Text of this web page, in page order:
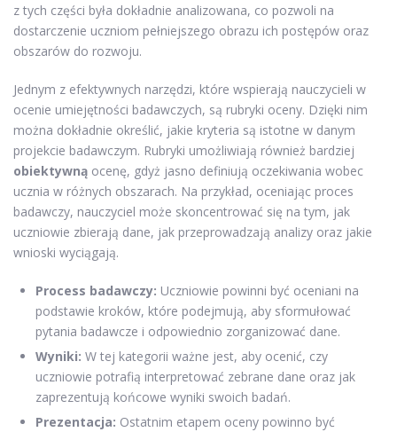
z tych części była dokładnie analizowana, co pozwoli na
dostarczenie uczniom pełniejszego obrazu ich postępów oraz
obszarów do rozwoju.
Jednym z efektywnych narzędzi, które wspierają nauczycieli w
ocenie umiejętności badawczych, są rubryki oceny. Dzięki nim
można dokładnie określić, jakie kryteria są istotne w danym
projekcie badawczym. Rubryki umożliwiają również bardziej
obiektywną ocenę, gdyż jasno definiują oczekiwania wobec
ucznia w różnych obszarach. Na przykład, oceniając proces
badawczy, nauczyciel może skoncentrować się na tym, jak
uczniowie zbierają dane, jak przeprowadzają analizy oraz jakie
wnioski wyciągają.
Process badawczy: Uczniowie powinni być oceniani na
podstawie kroków, które podejmują, aby sformułować
pytania badawcze i odpowiednio zorganizować dane.
Wyniki: W tej kategorii ważne jest, aby ocenić, czy
uczniowie potrafią interpretować zebrane dane oraz jak
zaprezentują końcowe wyniki swoich badań.
Prezentacja: Ostatnim etapem oceny powinno być